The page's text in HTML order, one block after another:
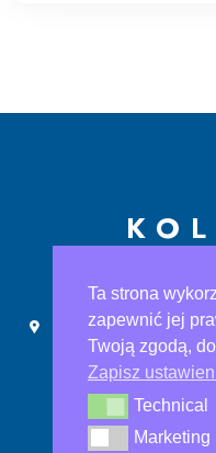
Ślusarska 9, 30-710
Ta strona
zapewnić jej
Twoją zgodą,
Zapisz
TechnicalTechnical
MarketingMarketing